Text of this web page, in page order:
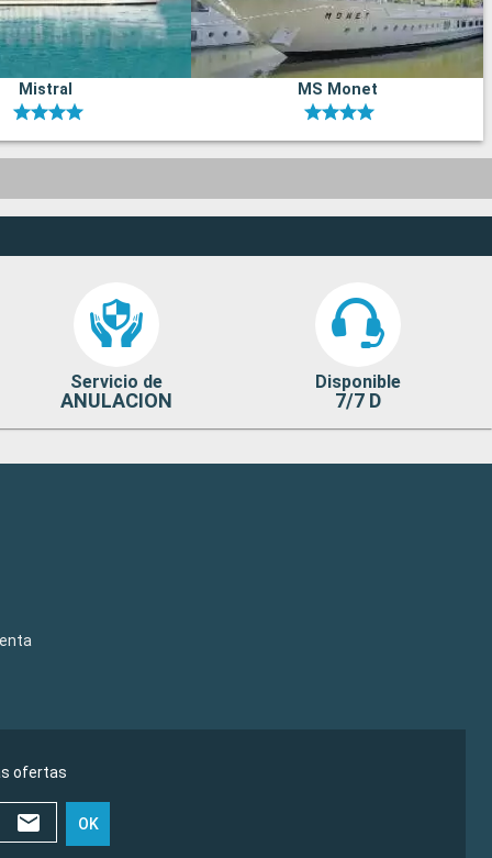
Mistral MS Monet
Servicio de
ANULACION
Disponible
7/7 D
ofertas
OK